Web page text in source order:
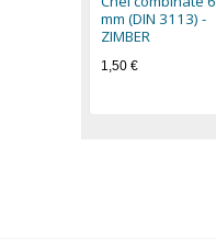
mm (DIN 3113) -
ZIMBER
1,50 €